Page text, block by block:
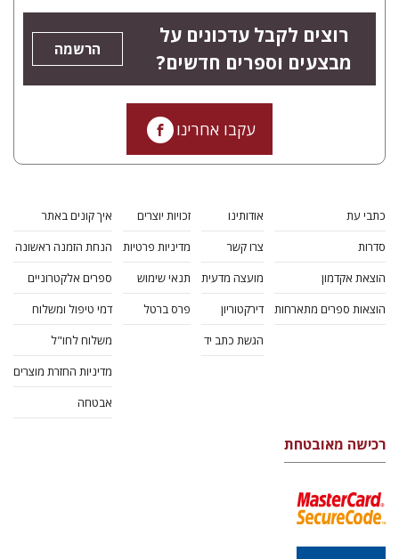
רוצים לקבל עדכונים על
מבצעים וספרים חדשים?
הרשמה
עקבו אחרינו
כתבי עת
סדרות
הוצאת אקדמון
הוצאות ספרים מתארחות
אודותינו
צרו קשר
מועצה מדעית
דירקטוריון
הגשת כתב יד
זכויות יוצרים
מדיניות פרטיות
תנאי שימוש
פרס ברטל
איך קונים באתר
הנחת הזמנה ראשונה
ספרים אלקטרוניים
דמי טיפול ומשלוח
משלוח לחו"ל
מדיניות החזרת מוצרים
אבטחה
רכישה מאובטחת